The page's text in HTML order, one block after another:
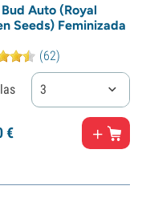
Bud Auto (Royal
Seeds) Feminizada
(62)
3
€